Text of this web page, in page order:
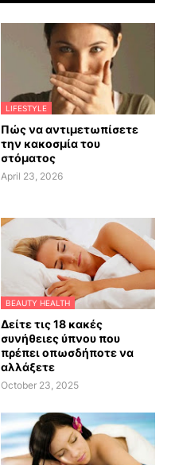
LIFESTYLE
Πώς να αντιμετωπίσετε
την κακοσμία του
στόματος
April 23, 2026
BEAUTY HEALTH
Δείτε τις 18 κακές
συνήθειες ύπνου που
πρέπει οπωσδήποτε να
αλλάξετε
October 23, 2025